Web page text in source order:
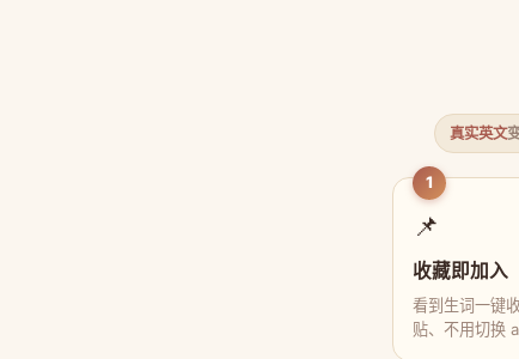
真实英文
1
📌
收藏即加入
看到生词一键
贴、不用切换